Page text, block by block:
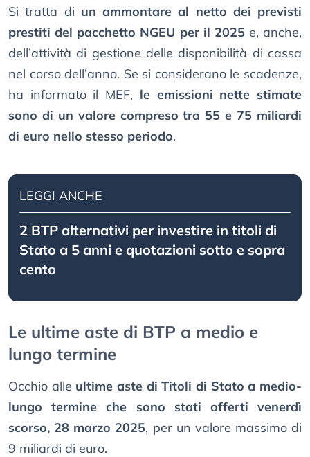
Si tratta di un ammontare al netto dei previsti
prestiti del pacchetto NGEU per il 2025 e, anche,
dell’attività di gestione delle disponibilità di cassa
nel corso dell’anno. Se si considerano le scadenze,
ha informato il MEF, le emissioni nette stimate
sono di un valore compreso tra 55 e 75 miliardi
di euro nello stesso periodo.
LEGGI ANCHE
2 BTP alternativi per investire in titoli di
Stato a 5 anni e quotazioni sotto e sopra
cento
Le ultime aste di BTP a medio e
lungo termine
Occhio alle ultime aste di Titoli di Stato a medio-
lungo termine che sono stati offerti venerdì
scorso, 28 marzo 2025, per un valore massimo di
9 miliardi di euro.